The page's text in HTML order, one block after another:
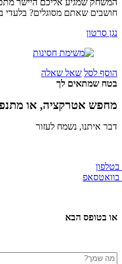
חושבים שאתם מסוגלים? בלעדי
נגן סרטון
הוסף לסל שאל שאלה
בטח שמתאים לך
מחפש אטרקציה, או
דבר איתנו, נשמח לעזור
בטלפון
בוואטסאפ
או בטופס הבא